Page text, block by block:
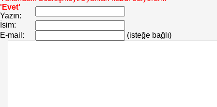
'Evet'
Yazın:
İsim:
E-mail:
(isteğe bağlı)